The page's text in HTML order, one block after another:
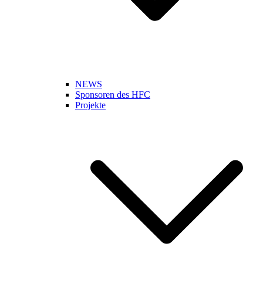
NEWS
Sponsoren des HFC
Projekte